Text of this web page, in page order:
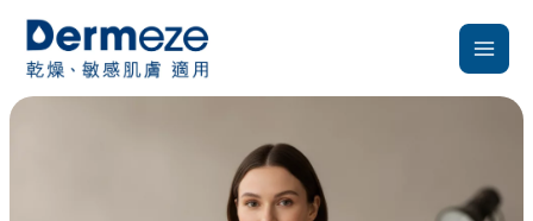
要